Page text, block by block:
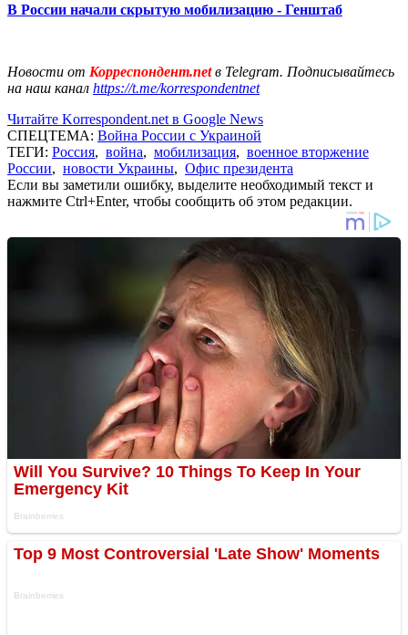
В России начали скрытую мобилизацию - Генштаб
Новости от Корреспондент.netв Telegram. Подписывайтесь
на наш канал https://t.me/korrespondentnet
Читайте Korrespondent.net в Google News
СПЕЦТЕМА: Война России с Украиной
ТЕГИ: Россия, война, мобилизация, военное вторжение
России, новости Украины, Офис президента
Если вы заметили ошибку, выделите необходимый текст и
нажмите Ctrl+Enter, чтобы сообщить об этом редакции.